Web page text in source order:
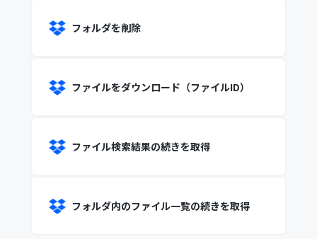
フォルダを削除
ファイルをダウンロード（ファイルID）
ファイル検索結果の続きを取得
フォルダ内のファイル一覧の続きを取得